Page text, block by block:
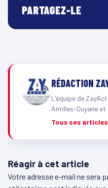
PARTAGEZ-LE
RÉDACTION
L'équipe de
Antilles-Guyane
Tous ses
Réagir à cet article
Votre adresse e-mail ne sera